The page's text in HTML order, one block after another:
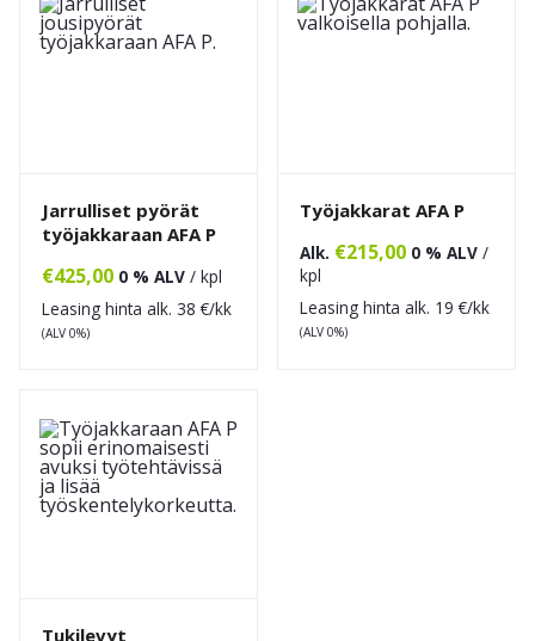
Jarrulliset pyörät
työjakkaraan AFA P
€425,00 0 % ALV / kpl
Leasing hinta alk. 38 €/kk
(ALV 0%)
Työjakkarat AFA P
Alk. €215,00 0 % ALV /
kpl
Leasing hinta alk. 19 €/kk
(ALV 0%)
Tukilevyt